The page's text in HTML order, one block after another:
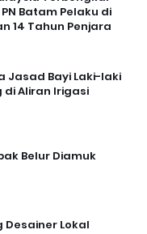
Batam Pelaku di
14 Tahun Penjara
Jasad Bayi Laki-laki
Aliran Irigasi
Belur Diamuk
Desainer Lokal